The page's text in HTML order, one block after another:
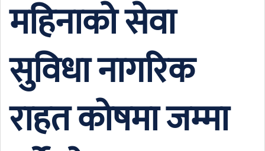
महिनाको सेवा
सुविधा नागरिक
राहत कोषमा जम्मा